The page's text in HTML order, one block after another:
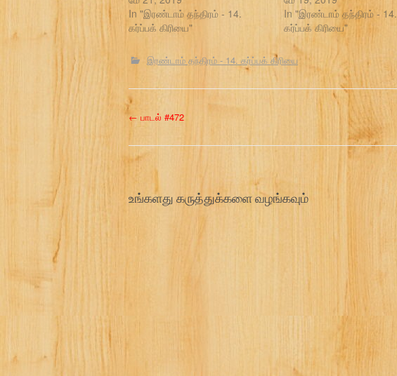
In "இரண்டாம் தந்திரம் - 14.
கர்ப்பக் கிரியை"
In "இரண்டாம் தந்திரம் - 14.
கர்ப்பக் கிரியை"
இரண்டாம் தந்திரம் - 14. கர்ப்பக் கிரியை
P
o
s
t
← பாடல் #472
உங்களது கருத்துக்களை வழங்கவும்